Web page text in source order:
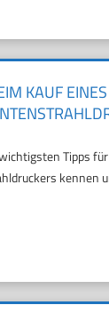
KAUF EINES
Tipps
kennen